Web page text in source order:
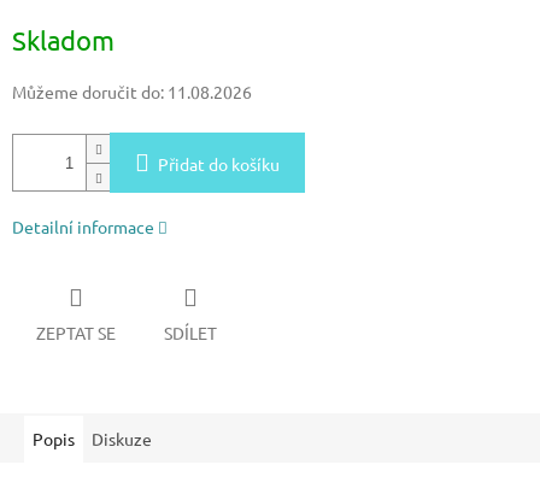
cena:
Skladom
Můžeme doručit do: 11.08.2026
Přidat do košíku
Detailní informace
ZEPTAT SE SDÍLET
Popis Diskuze